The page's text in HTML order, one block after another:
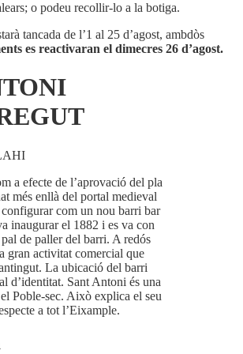
o podeu recollir-lo a la botiga.
tancada de l’1 al 25 d’agost, ambdòs
es reactivaran el dimecres 26 d’agost.
a efecte de l’aprovació del pla
més enllà del portal medieval
com un nou barri bar
inaugurar el 1882 i es va con
de paller del barri. A redós
gran activitat comercial que
La ubicació del barri
d’identitat. Sant Antoni és una
Poble-sec. Això explica el seu
a tot l’Eixample.